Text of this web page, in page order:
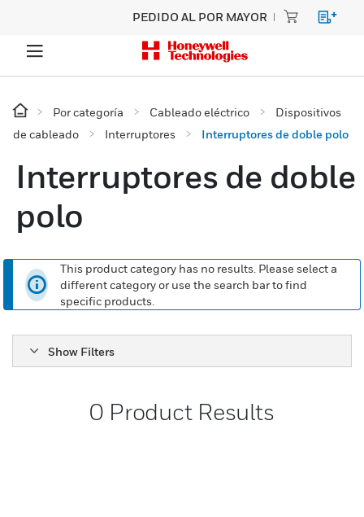
PEDIDO AL POR MAYOR
Por categoría Cableado eléctrico
Dispositivos
de cableado
Interruptores Interruptores de doble polo
Interruptores de doble
polo
This product category has no results. Please select a
different category or use the search bar to find
specific products.
Show Filters
0 Product Results